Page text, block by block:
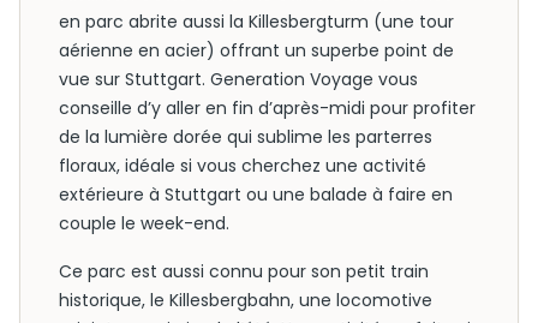
en parc abrite aussi la Killesbergturm (une tour
aérienne en acier) offrant un superbe point de
vue sur Stuttgart. Generation Voyage vous
conseille d’y aller en fin d’après-midi pour profiter
de la lumière dorée qui sublime les parterres
floraux, idéale si vous cherchez une activité
extérieure à Stuttgart ou une balade à faire en
couple le week-end.
Ce parc est aussi connu pour son petit train
historique, le Killesbergbahn, une locomotive